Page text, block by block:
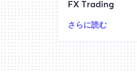
FX Trading
さらに読む